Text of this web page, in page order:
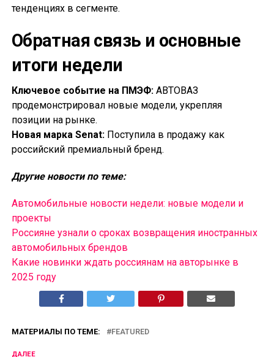
тенденциях в сегменте.
Обратная связь и основные
итоги недели
Ключевое событие на ПМЭФ:АВТОВАЗ
продемонстрировал новые модели, укрепляя
позиции на рынке.
Новая марка Senat:Поступила в продажу как
российский премиальный бренд.
Другие новости по теме:
Автомобильные новости недели: новые модели и
проекты
Россияне узнали о сроках возвращения иностранных
автомобильных брендов
Какие новинки ждать россиянам на авторынке в
2025 году
МАТЕРИАЛЫ ПО ТЕМЕ: FEATURED
ДАЛЕЕ